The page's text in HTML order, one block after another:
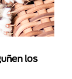
los